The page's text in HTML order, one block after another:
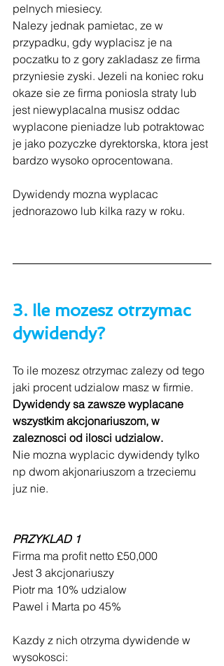
pelnych miesiecy.
Nalezy jednak pamietac, ze w
przypadku, gdy wyplacisz je na
poczatku to z gory zakladasz ze firma
przyniesie zyski. Jezeli na koniec roku
okaze sie ze firma poniosla straty lub
jest niewyplacalna musisz oddac
wyplacone pieniadze lub potraktowac
je jako pozyczke dyrektorska, ktora jest
bardzo wysoko oprocentowana.
Dywidendy mozna wyplacac
jednorazowo lub kilka razy w roku.
3. Ile mozesz otrzymac
dywidendy?
To ile mozesz otrzymac zalezy od tego
jaki procent udzialow masz w firmie.
Dywidendy sa zawsze wyplacane
wszystkim akcjonariuszom, w
zaleznosci od ilosci udzialow.
Nie mozna wyplacic dywidendy tylko
np dwom akjonariuszom a trzeciemu
juz nie.
PRZYKLAD 1
Firma ma profit netto £50,000
Jest 3 akcjonariuszy
Piotr ma 10% udzialow
Pawel i Marta po 45%
Kazdy z nich otrzyma dywidende w
wysokosci: